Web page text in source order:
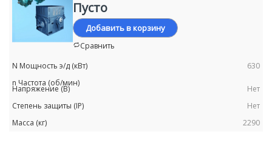
Пусто
Добавить в корзину
Сравнить
630
Нет
Нет
2290